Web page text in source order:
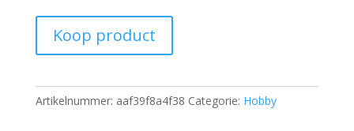
Koop product
Artikelnummer: aaf39f8a4f38 Categorie: Hobby